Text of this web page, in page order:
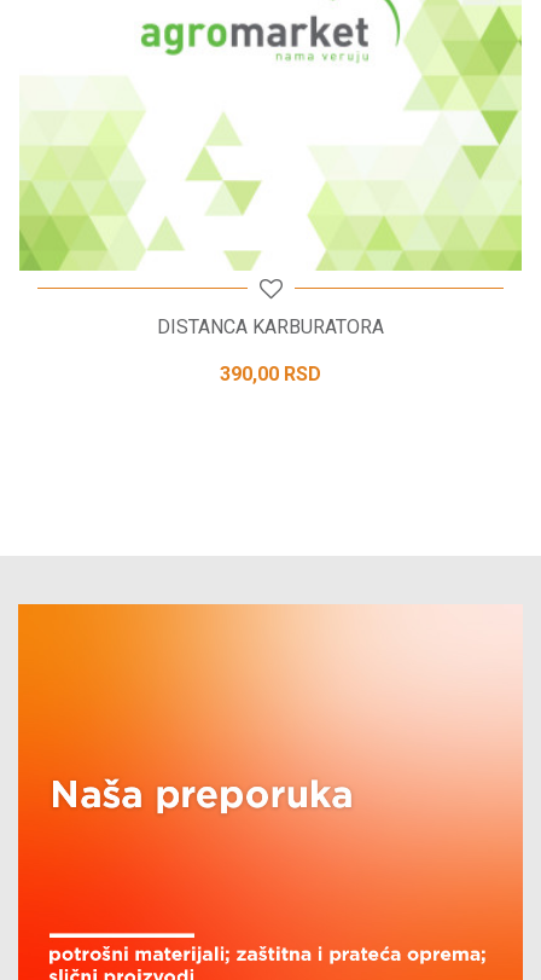
DISTANCA KARBURATORA
390,00 RSD